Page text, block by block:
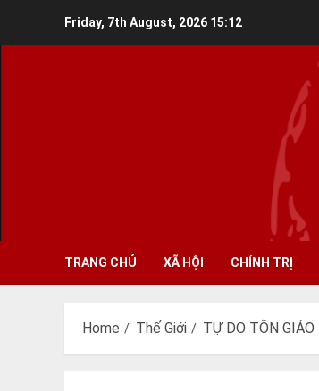
Friday, 7th August, 2026 15:12
TRANG CHỦ XÃ HỘI CHÍNH TRỊ
Home Thế Giới TỰ DO TÔN